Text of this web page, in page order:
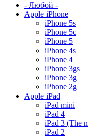
- Любой -
Apple iPhone
iPhone 5s
iPhone 5c
iPhone 5
iPhone 4s
iPhone 4
iPhone 3gs
iPhone 3g
iPhone 2g
Apple iPad
iPad mini
iPad 4
iPad 3 (The
iPad 2